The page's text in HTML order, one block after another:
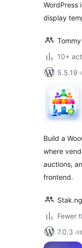
WordPress
display
10+
5.5.19
Build a
where
auctions,
frontend.
Stak.ng
Fewer
7.0.3 এর